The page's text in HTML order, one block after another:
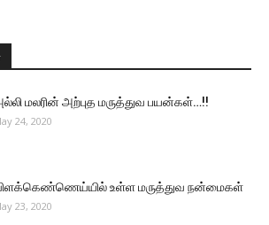
மலரின் அற்புத மருத்துவ பயன்கள்…!!
24, 2020
உள்ள மருத்துவ நன்மைகள்
23, 2020